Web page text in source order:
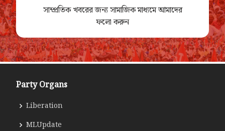
সাম্প্রতিক খবরের জন্য সামাজিক মাধ্যমে আমাদের
ফলো করুন
Party Organs
Liberation
MLUpdate